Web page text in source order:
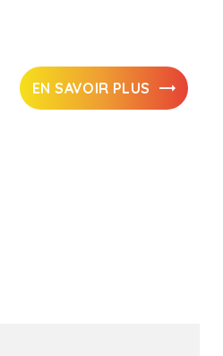
EN SAVOIR PLUS